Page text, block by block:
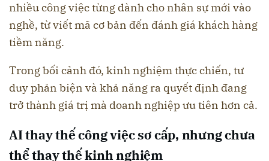
nhiều công việc từng dành cho nhân sự mới vào
nghề, từ viết mã cơ bản đến đánh giá khách hàng
tiềm năng.
Trong bối cảnh đó, kinh nghiệm thực chiến, tư
duy phản biện và khả năng ra quyết định đang
trở thành giá trị mà doanh nghiệp ưu tiên hơn cả.
AI thay thế công việc sơ cấp, nhưng chưa
thể thay thế kinh nghiệm